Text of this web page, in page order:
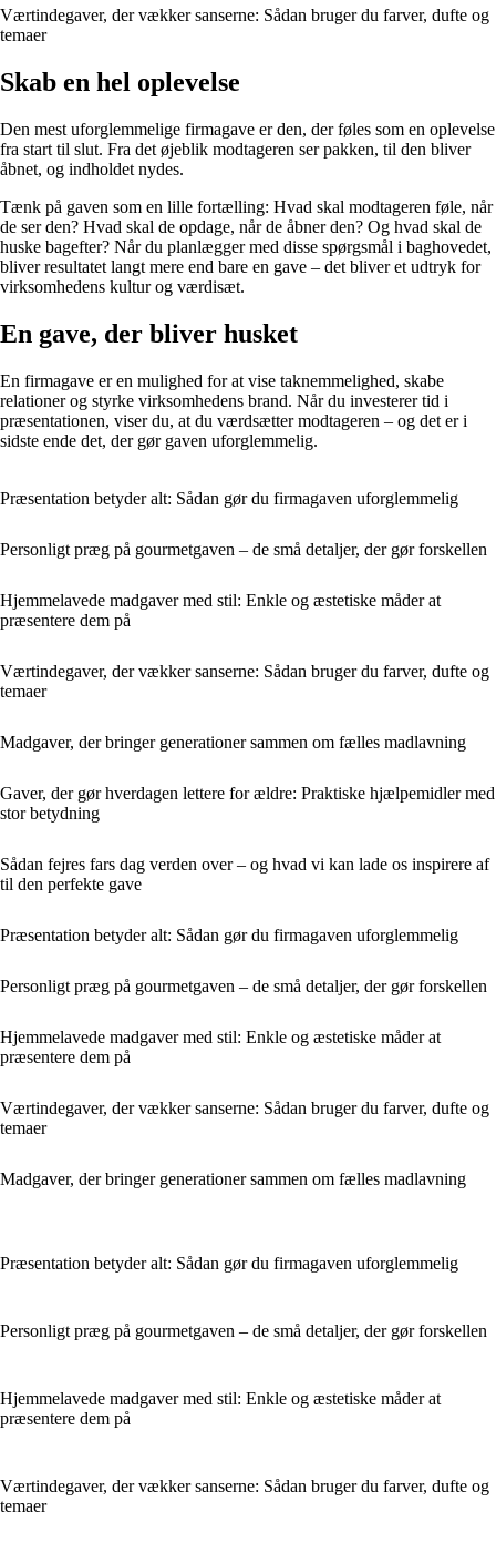
Værtindegaver, der vækker sanserne: Sådan bruger du farver, dufte og
temaer
Skab en hel oplevelse
Den mest uforglemmelige firmagave er den, der føles som en oplevelse
fra start til slut. Fra det øjeblik modtageren ser pakken, til den bliver
åbnet, og indholdet nydes.
Tænk på gaven som en lille fortælling: Hvad skal modtageren føle, når
de ser den? Hvad skal de opdage, når de åbner den? Og hvad skal de
huske bagefter? Når du planlægger med disse spørgsmål i baghovedet,
bliver resultatet langt mere end bare en gave – det bliver et udtryk for
virksomhedens kultur og værdisæt.
En gave, der bliver husket
En firmagave er en mulighed for at vise taknemmelighed, skabe
relationer og styrke virksomhedens brand. Når du investerer tid i
præsentationen, viser du, at du værdsætter modtageren – og det er i
sidste ende det, der gør gaven uforglemmelig.
Præsentation betyder alt: Sådan gør du firmagaven uforglemmelig
Personligt præg på gourmetgaven – de små detaljer, der gør forskellen
Hjemmelavede madgaver med stil: Enkle og æstetiske måder at
præsentere dem på
Værtindegaver, der vækker sanserne: Sådan bruger du farver, dufte og
temaer
Madgaver, der bringer generationer sammen om fælles madlavning
Gaver, der gør hverdagen lettere for ældre: Praktiske hjælpemidler med
stor betydning
Sådan fejres fars dag verden over – og hvad vi kan lade os inspirere af
til den perfekte gave
Præsentation betyder alt: Sådan gør du firmagaven uforglemmelig
Personligt præg på gourmetgaven – de små detaljer, der gør forskellen
Hjemmelavede madgaver med stil: Enkle og æstetiske måder at
præsentere dem på
Værtindegaver, der vækker sanserne: Sådan bruger du farver, dufte og
temaer
Madgaver, der bringer generationer sammen om fælles madlavning
Præsentation betyder alt: Sådan gør du firmagaven uforglemmelig
Personligt præg på gourmetgaven – de små detaljer, der gør forskellen
Hjemmelavede madgaver med stil: Enkle og æstetiske måder at
præsentere dem på
Værtindegaver, der vækker sanserne: Sådan bruger du farver, dufte og
temaer